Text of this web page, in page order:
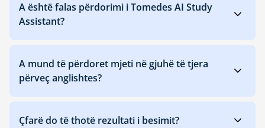
A është falas përdorimi i Tomedes AI Study
Assistant?
A mund të përdoret mjeti në gjuhë të tjera
përveç anglishtes?
Çfarë do të thotë rezultati i besimit?